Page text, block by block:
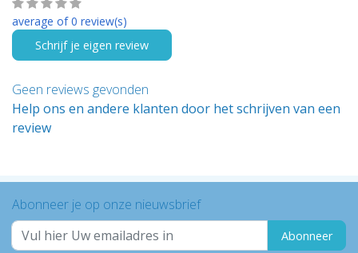
average of 0 review(s)
Schrijf je eigen review
Geen reviews gevonden
Help ons en andere klanten door het schrijven van een
review
Abonneer je op onze nieuwsbrief
Abonneer